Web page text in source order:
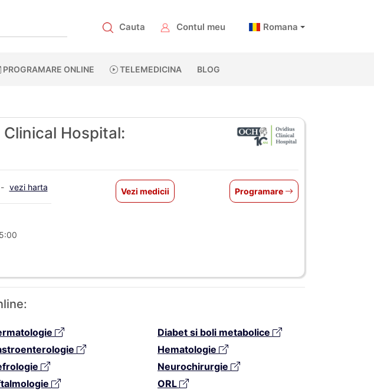
Cauta Contul meu Romana
PROGRAMARE ONLINE TELEMEDICINA BLOG
Hospital:
vezi harta Vezi medicii Programare
Diabet si boli metabolice
Hematologie
Neurochirurgie
ORL